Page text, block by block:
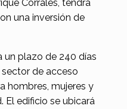
Corrales, tendrá
una inversión de
plazo de 240 días
de acceso
hombres, mujeres y
El edificio se ubicará